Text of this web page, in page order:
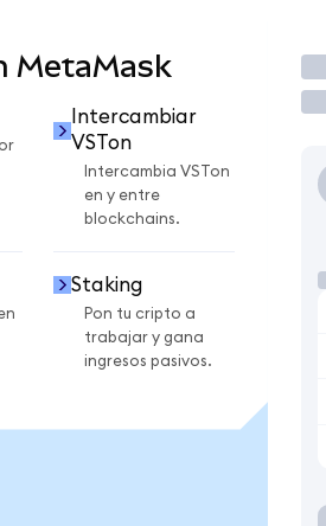
MetaMask
Intercambiar
VSTon
Intercambia VSTon
en y entre
blockchains.
Staking
Pon tu cripto a
trabajar y gana
ingresos pasivos.